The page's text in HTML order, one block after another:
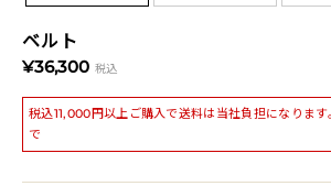
ベルト
¥36,300 税込
税込11,000円以上ご購入で送料は当社負担になりま
で